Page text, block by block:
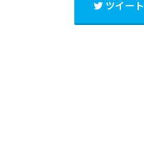
ツイート